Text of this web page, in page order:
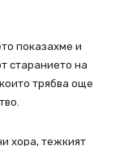
показахме и
старанието на
трябва още
хора, тежкият